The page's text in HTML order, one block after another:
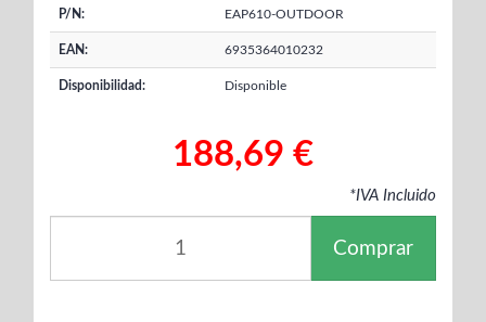
P/N: EAP610-OUTDOOR
EAN: 6935364010232
Disponibilidad: Disponible
188,69 €
*IVA Incluido
Comprar